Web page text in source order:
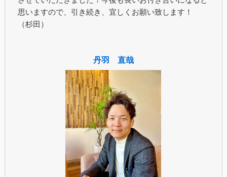
思いますので、引き続き、宜しくお願い致します！
（杉田）
丹羽 直哉